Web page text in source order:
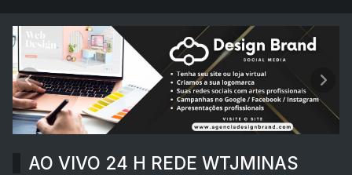
REDE WTJMINAS
Anterior
AO VIVO 24 H REDE WTJMINAS